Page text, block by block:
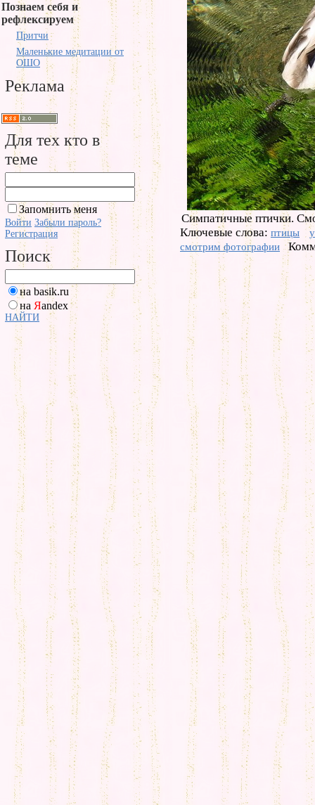
Познаем себя и
рефлексируем
Притчи
Маленькие медитации от
ОШО
Реклама
Для тех кто в
теме
Запомнить меня
Войти Забыли пароль?
Регистрация
Поиск
на basik.ru
на Яandex
НАЙТИ
Симпатичные птички.
Ключевые слова: птицы
смотрим фотографии